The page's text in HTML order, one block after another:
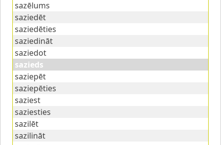
sazēlums
saziedēt
saziedēties
saziedināt
saziedot
sazieds
saziepēt
saziepēties
saziest
saziesties
sazilēt
sazilināt